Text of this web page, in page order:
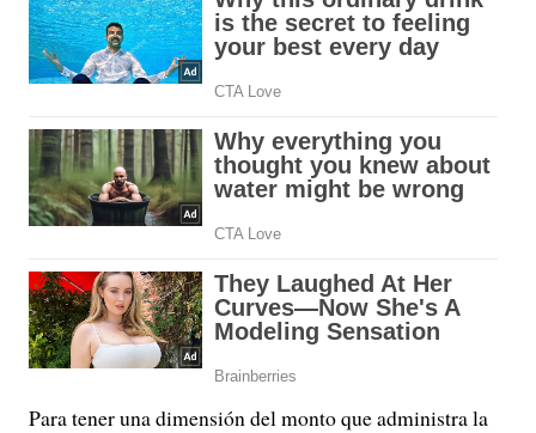
Para tener una dimensión del monto que administra la